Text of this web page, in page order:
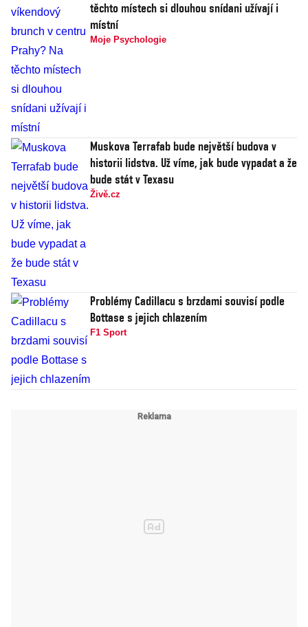
těchto místech si dlouhou snídani užívají i
místní
Moje Psychologie
Muskova Terrafab bude největší budova v
historii lidstva. Už víme, jak bude vypadat a že
bude stát v Texasu
Živě.cz
Problémy Cadillacu s brzdami souvisí podle
Bottase s jejich chlazením
F1 Sport